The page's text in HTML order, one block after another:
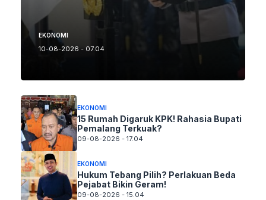
EKONOMI
10-08-2026 - 07.04
EKONOMI
15 Rumah Digaruk KPK! Rahasia Bupati
Pemalang Terkuak?
09-08-2026 - 17.04
EKONOMI
Hukum Tebang Pilih? Perlakuan Beda
Pejabat Bikin Geram!
09-08-2026 - 15.04